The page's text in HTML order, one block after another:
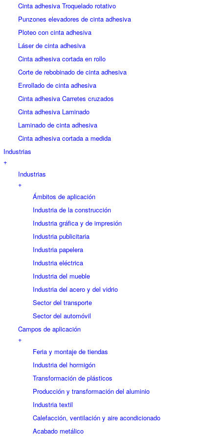
Cinta adhesiva Troquelado rotativo
Punzones elevadores de cinta adhesiva
Ploteo con cinta adhesiva
Láser de cinta adhesiva
Cinta adhesiva cortada en rollo
Corte de rebobinado de cinta adhesiva
Enrollado de cinta adhesiva
Cinta adhesiva Carretes cruzados
Cinta adhesiva Laminado
Laminado de cinta adhesiva
Cinta adhesiva cortada a medida
Industrias
+
Industrias
+
Ámbitos de aplicación
Industria de la construcción
Industria gráfica y de impresión
Industria publicitaria
Industria papelera
Industria eléctrica
Industria del mueble
Industria del acero y del vidrio
Sector del transporte
Sector del automóvil
Campos de aplicación
+
Feria y montaje de tiendas
Industria del hormigón
Transformación de plásticos
Producción y transformación del aluminio
Industria textil
Calefacción, ventilación y aire acondicionado
Acabado metálico